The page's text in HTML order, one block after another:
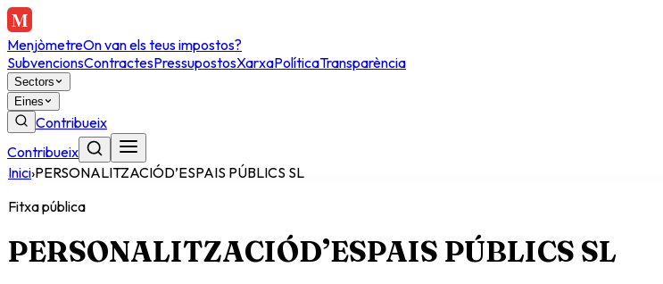
MenjòmetreOn van els teus impostos?
SubvencionsContractesPressupostosXarxaPolíticaTransparència
Sectors
Eines
Contribueix
Contribueix
Inici›PERSONALITZACIÓD’ESPAIS PÚBLICS SL
Fitxa pública
PERSONALITZACIÓD’ESPAIS PÚBLICS SL